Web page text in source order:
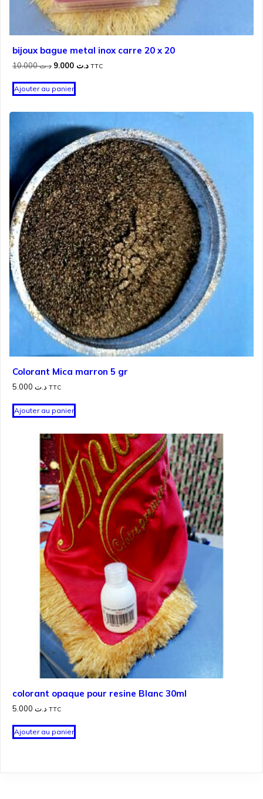
bijoux bague metal inox carre 20 x 20
د.ت10.000
Le
initial
était :
د.تLe
TTC
Ajouter au panier
Colorant Mica marron 5 gr
د.ت TTC
Ajouter au panier
colorant opaque pour resine Blanc 30ml
د.ت TTC
Ajouter au panier